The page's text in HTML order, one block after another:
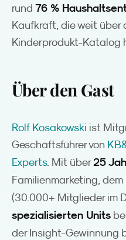
rund 76 %
Kaufkraft, die weit über
Kinderprodukt-Katalog
Über den Gast
Rolf Kosakowski ist
Geschäftsführer von
Experts. Mit über25
Familienmarketing, dem
(30.000+ Mitglieder im
spezialisierten Units
der Insight-Gewinnung